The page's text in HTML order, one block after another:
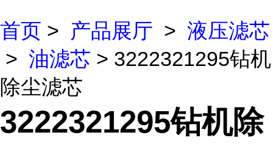
首页 > 产品展厅 > 液压滤芯
> 油滤芯 > 3222321295钻机
除尘滤芯
3222321295钻机除